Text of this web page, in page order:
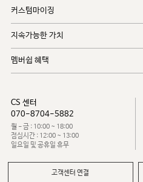
커스텀마이징
지속가능한 가치
멤버쉽 혜택
CS 센터
070-8704-5882
월 - 금 : 10:00 ~ 18:00
점심시간 : 12:00 ~ 13:00
일요일 및 공휴일 휴무
고객센터 연결